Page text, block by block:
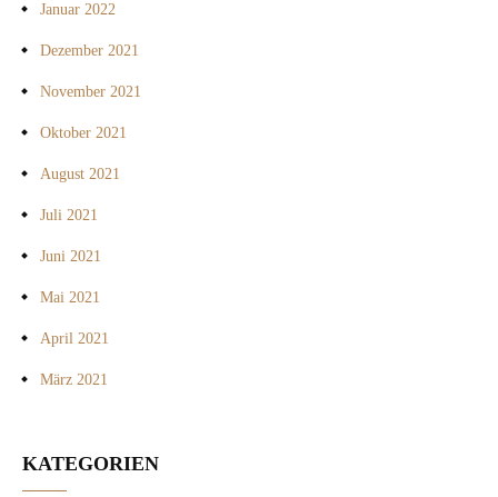
Januar 2022
Dezember 2021
November 2021
Oktober 2021
August 2021
Juli 2021
Juni 2021
Mai 2021
April 2021
März 2021
KATEGORIEN